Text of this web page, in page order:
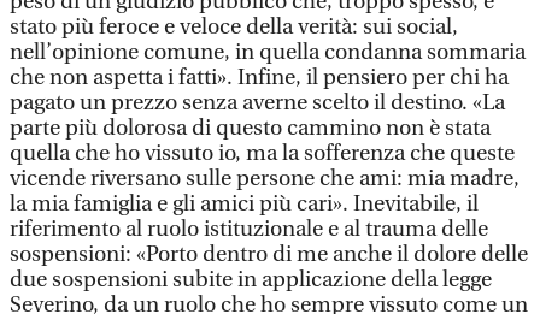
stato più feroce e veloce della verità: sui social,
nell’opinione comune, in quella condanna sommaria
che non aspetta i fatti». Infine, il pensiero per chi ha
pagato un prezzo senza averne scelto il destino. «La
parte più dolorosa di questo cammino non è stata
quella che ho vissuto io, ma la sofferenza che queste
vicende riversano sulle persone che ami: mia madre,
la mia famiglia e gli amici più cari». Inevitabile, il
riferimento al ruolo istituzionale e al trauma delle
sospensioni: «Porto dentro di me anche il dolore delle
due sospensioni subite in applicazione della legge
Severino, da un ruolo che ho sempre vissuto come un